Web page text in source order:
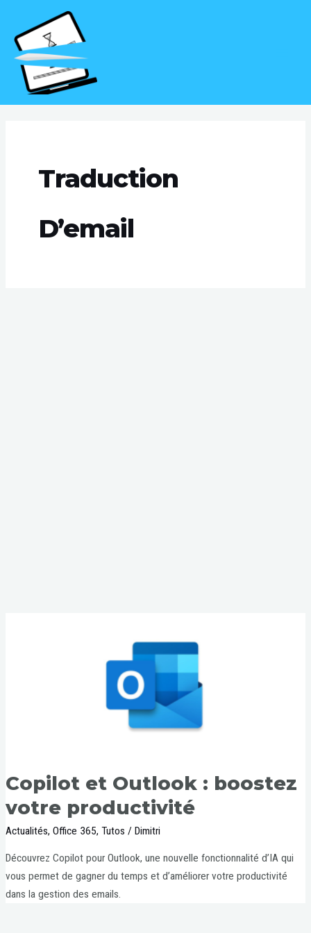
contenu
Traduction
D’email
Copilot et Outlook : boostez
votre productivité
Actualités,Office 365,Tutos /Dimitri
Découvrez Copilot pour Outlook, une nouvelle fonctionnalité d’IA qui
vous permet de gagner du temps et d’améliorer votre productivité
dans la gestion des emails.